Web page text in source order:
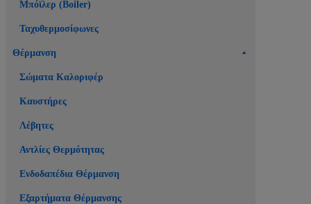
Μπόϊλερ (Boiler)
Ταχυθερμοσίφωνες
Θέρμανση
Σώματα Καλοριφέρ
Καυστήρες
Λέβητες
Αντλίες Θερμότητας
Ενδοδαπέδια Θέρμανση
Εξαρτήματα Θέρμανσης